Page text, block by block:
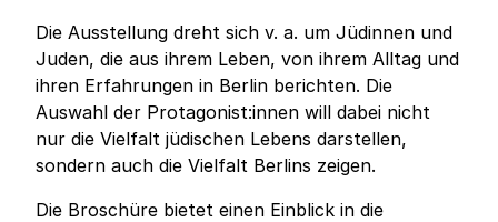
Die Ausstellung dreht sich v. a. um Jüdinnen und
Juden, die aus ihrem Leben, von ihrem Alltag und
ihren Erfahrungen in Berlin berichten. Die
Auswahl der Protagonist:innen will dabei nicht
nur die Vielfalt jüdischen Lebens darstellen,
sondern auch die Vielfalt Berlins zeigen.
Die Broschüre bietet einen Einblick in die